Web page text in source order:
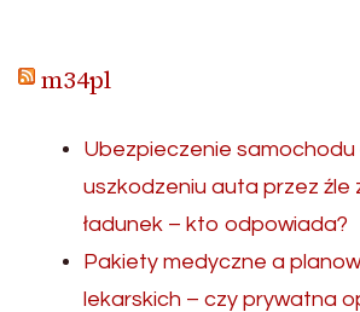
m34pl
Ubezpieczenie
uszkodzeniu auta przez źle
ładunek – kto odpowiada?
Pakiety medyczne a
lekarskich – czy prywatna